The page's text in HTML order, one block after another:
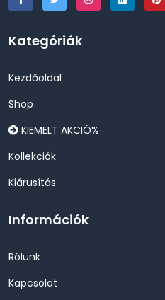
Kategóriák
Kezdőoldal
Shop
KIEMELT AKCIÓ%
Kollekciók
Kiárusítás
Információk
Rólunk
Kapcsolat